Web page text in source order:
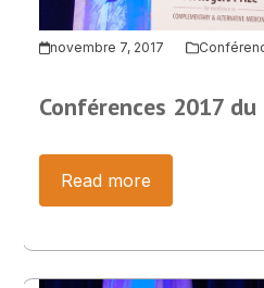
novembre 7, 2017
Conférences 2017
Read more